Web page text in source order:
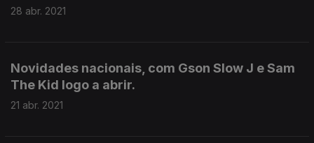
28 abr. 2021
Novidades nacionais, com Gson Slow J e Sam
The Kid logo a abrir.
21 abr. 2021